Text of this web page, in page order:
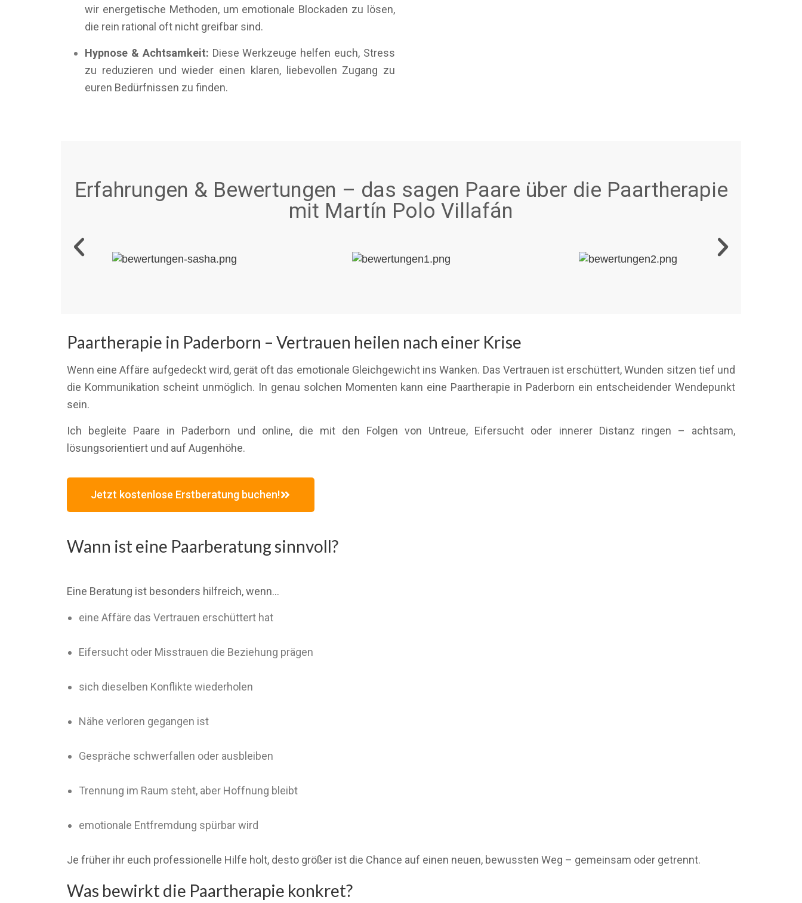
wir energetische Methoden, um emotionale Blockaden zu lösen,
die rein rational oft nicht greifbar sind.
Hypnose & Achtsamkeit: Diese Werkzeuge helfen euch, Stress
zu reduzieren und wieder einen klaren, liebevollen Zugang zu
euren Bedürfnissen zu finden.
Erfahrungen & Bewertungen – das sagen Paare über die Paartherapie
mit Martín Polo Villafán
Paartherapie in Paderborn – Vertrauen heilen nach einer Krise
Wenn eine Affäre aufgedeckt wird, gerät oft das emotionale Gleichgewicht ins Wanken. Das Vertrauen ist erschüttert, Wunden sitzen tief und
die Kommunikation scheint unmöglich. In genau solchen Momenten kann eine Paartherapie in Paderborn ein entscheidender Wendepunkt
sein.
Ich begleite Paare in Paderborn und online, die mit den Folgen von Untreue, Eifersucht oder innerer Distanz ringen – achtsam,
lösungsorientiert und auf Augenhöhe.
Jetzt kostenlose Erstberatung buchen!
Wann ist eine Paarberatung sinnvoll?
Eine Beratung ist besonders hilfreich, wenn…
eine Affäre das Vertrauen erschüttert hat
Eifersucht oder Misstrauen die Beziehung prägen
sich dieselben Konflikte wiederholen
Nähe verloren gegangen ist
Gespräche schwerfallen oder ausbleiben
Trennung im Raum steht, aber Hoffnung bleibt
emotionale Entfremdung spürbar wird
Je früher ihr euch professionelle Hilfe holt, desto größer ist die Chance auf einen neuen, bewussten Weg – gemeinsam oder getrennt.
Was bewirkt die Paartherapie konkret?